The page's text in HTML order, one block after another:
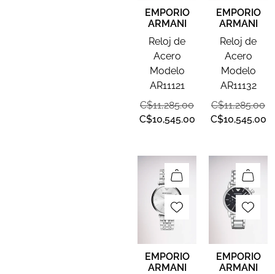
EMPORIO
ARMANI
Reloj de
Acero
Modelo
AR11121
C$11,285.00
C$10,545.00
EMPORIO
ARMANI
Reloj de
Acero
Modelo
AR11132
C$11,285.00
C$10,545.00
EMPORIO
ARMANI
EMPORIO
ARMANI